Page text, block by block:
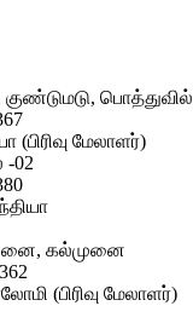
பொத்துவில்
(பிரிவு மேலாளர்)
-02
கல்முனை
(பிரிவு மேலாளர்)